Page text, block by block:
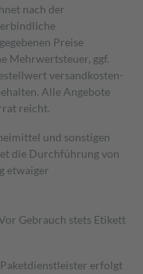
nach der
Preise
Mehrwertsteuer, ggf.
versand­kosten­
Alle Angebote
reicht.
und sonstigen
die Durchführung von
etwaiger
Gebrauch stets Etikett
erfolgt